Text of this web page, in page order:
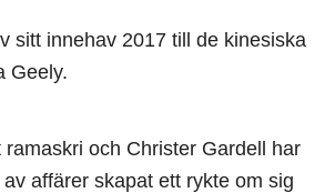
sitt innehav 2017 till de kinesiska
Geely.
och Christer Gardell har
affärer skapat ett rykte om sig